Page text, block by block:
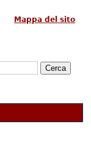
Mappa del sito